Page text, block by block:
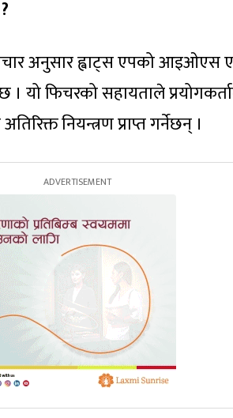
अनुसार ह्वाट्स एपको आइओएस
। यो फिचरको सहायताले
नियन्त्रण प्राप्त गर्नेछन् ।